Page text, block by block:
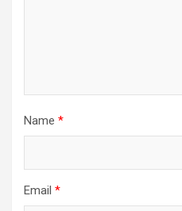
Name *
Email *